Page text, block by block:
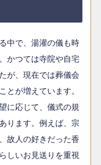
中で、湯灌の儀も時
かつては寺院や自宅
が、現在では葬儀会
とが増えています。
に応じて、儀式の規
ります。例えば、宗
故人の好きだった香
しいお見送りを重視